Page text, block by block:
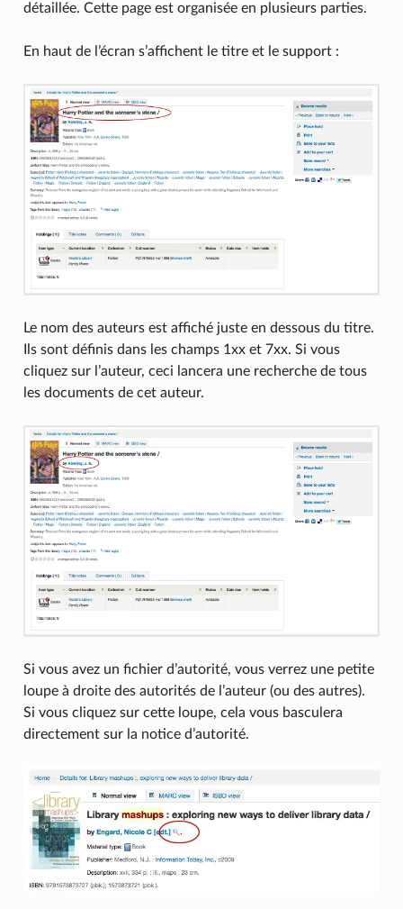
détaillée. Cette page est organisée en plusieurs parties.
En haut de l’écran s’affichent le titre et le support :
Le nom des auteurs est affiché juste en dessous du titre.
Ils sont définis dans les champs 1xx et 7xx. Si vous
cliquez sur l’auteur, ceci lancera une recherche de tous
les documents de cet auteur.
Si vous avez un fichier d’autorité, vous verrez une petite
loupe à droite des autorités de l’auteur (ou des autres).
Si vous cliquez sur cette loupe, cela vous basculera
directement sur la notice d’autorité.